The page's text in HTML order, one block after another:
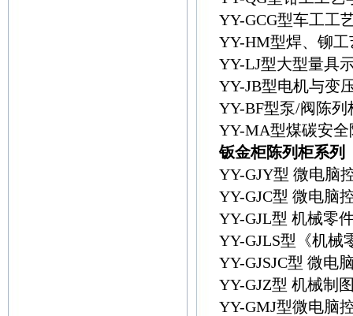
YY-GCG型车工工
YY-HM型焊、铆
YY-LJ型大型量具
YY-JB型电机与变
YY-BF型泵/阀陈列
YY-MA型煤碳安全
钣金柜陈列柜系列
YY-GJY型 微电脑
YY-GJC型 微电脑
YY-GJL型 机械零
YY-GJLS型《机械
YY-GJSJC型 微电
YY-GJZ型 机械制
YY-GMJ型微电脑